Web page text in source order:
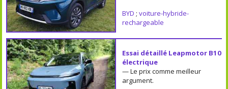
BYD ; voiture-hybride-
rechargeable
Essai détaillé Leapmotor B10
électrique
— Le prix comme meilleur
argument.